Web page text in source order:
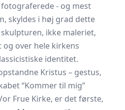
- og mest
skyldes i høj grad dette
ikke maleriet,
og over hele kirkens
identitet.
Kristus – gestus,
“Kommer til mig”
Frue Kirke, er det første,